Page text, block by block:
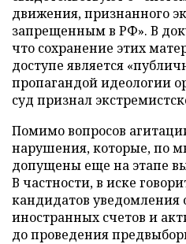
движения, признанного
запрещенным в РФ». В
что сохранение этих
доступе является
пропагандой идеологии
суд признал
Помимо вопросов
нарушения, которые, по
допущены еще на этапе
В частности, в иске
кандидатов уведомления
иностранных счетов и
до проведения